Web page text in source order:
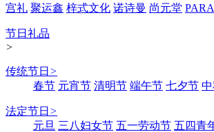
宫礼 聚运鑫 梓式文化 诺诗曼 尚元堂
节日礼品
>
传统节日 >
春节 元宵节 清明节 端午节 七夕节
法定节日 >
元旦 三八妇女节 五一劳动节 五四青